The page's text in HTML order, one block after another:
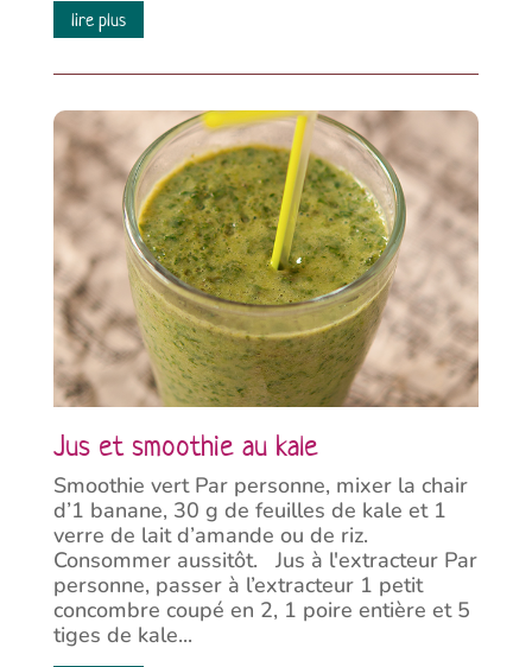
lire plus
Jus et smoothie au kale
Smoothie vert Par personne, mixer la chair
d’1 banane, 30 g de feuilles de kale et 1
verre de lait d’amande ou de riz.
Consommer aussitôt. Jus à l'extracteur Par
personne, passer à l’extracteur 1 petit
concombre coupé en 2, 1 poire entière et 5
tiges de kale...